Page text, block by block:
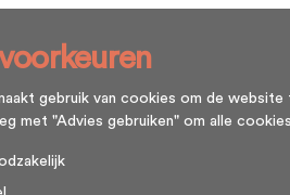
gebruik van cookies om de
met "Advies gebruiken" om alle